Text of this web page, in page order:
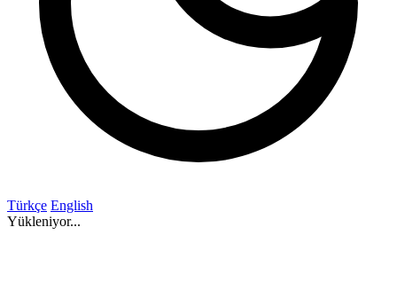
Türkçe English
Yükleniyor...